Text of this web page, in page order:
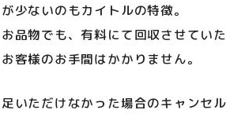
少ないのもカイトルの特徴。
品物でも、有料にて回収させていた
客様のお手間はかかりません。
いただけなかった場合のキャンセル